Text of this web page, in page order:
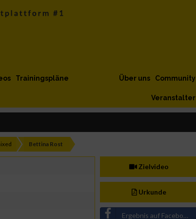
Trainingspläne Community
Über uns
Veranstalter
Bettina Rost
Zielvideo
Urkunde
Ergebnis auf Facebook teilen